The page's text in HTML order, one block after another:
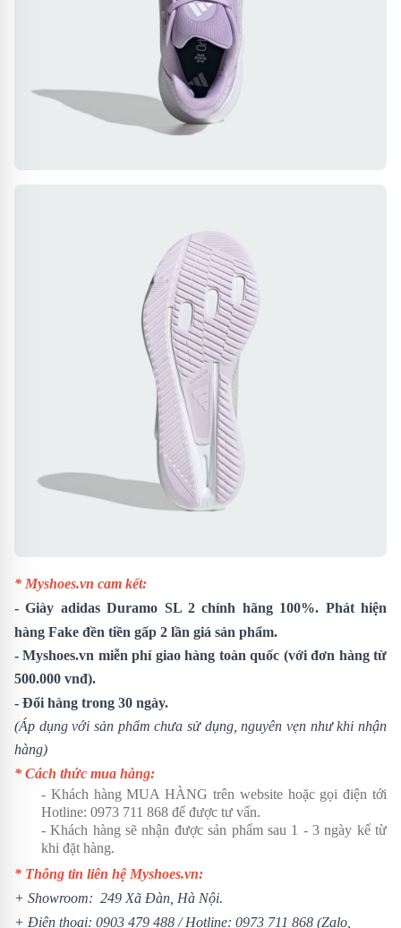
* Myshoes.vn cam kết:
-Giày adidas Duramo SL 2 chính hãng 100%. Phát hiện
hàng Fake đền tiền gấp 2 lần giá sản phẩm.
- Myshoes.vn miễn phí giao hàng toàn quốc (với đơn hàng từ
500.000 vnđ).
- Đổi hàng trong 30 ngày.
(Áp dụng với sản phẩm chưa sử dụng, nguyên vẹn như khi nhận
hàng)
* Cách thức mua hàng:
- Khách hàng MUA HÀNG trên website hoặc gọi điện tới
Hotline: 0973 711 868 để được tư vấn.
- Khách hàng sẽ nhận được sản phẩm sau 1 - 3 ngày kể từ
khi đặt hàng.
* Thông tin liên hệ Myshoes.vn:
+ Showroom: 249 Xã Đàn, Hà Nội.
+ Điện thoại: 0903 479 488 / Hotline: 0973 711 868 (Zalo,